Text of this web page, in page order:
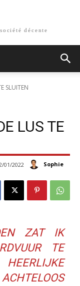
décente
SLUITEN
LUS TE
Sophie
01/2022
ZAT IK
TE